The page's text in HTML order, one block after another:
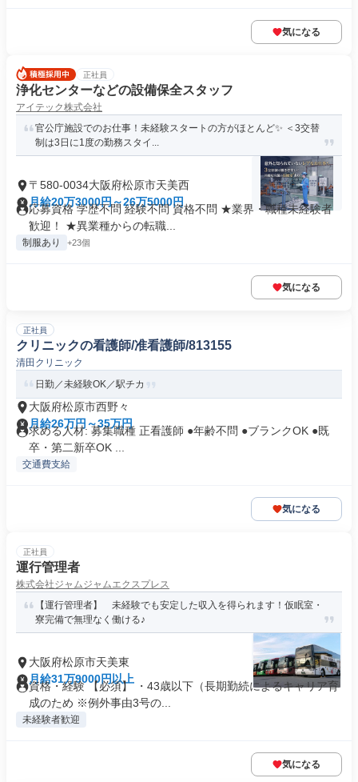
気になる
正社員
浄化センターなどの設備保全スタッフ
アイテック株式会社
官公庁施設でのお仕事！未経験スタートの方がほとんど✨️ ＜3交替
制は3日に1度の勤務スタイ...
〒580-0034大阪府松原市天美西
月給20万3000円～26万5000円
応募資格 学歴不問 経験不問 資格不問 ★業界・職種未経験者
歓迎！ ★異業種からの転職...
制服あり +23個
気になる
正社員
クリニックの看護師/准看護師/813155
清田クリニック
日勤／未経験OK／駅チカ
大阪府松原市西野々
月給26万円～35万円
求める人材: 募集職種 正看護師 ●年齢不問 ●ブランクOK ●既
卒・第二新卒OK ...
交通費支給
気になる
正社員
運行管理者
株式会社ジャムジャムエクスプレス
【運行管理者】 未経験でも安定した収入を得られます！仮眠室・
寮完備で無理なく働ける♪
大阪府松原市天美東
月給31万9000円以上
資格・経験 【必須】 ・43歳以下（長期勤続によるキャリア育
成のため ※例外事由3号の...
未経験者歓迎
気になる